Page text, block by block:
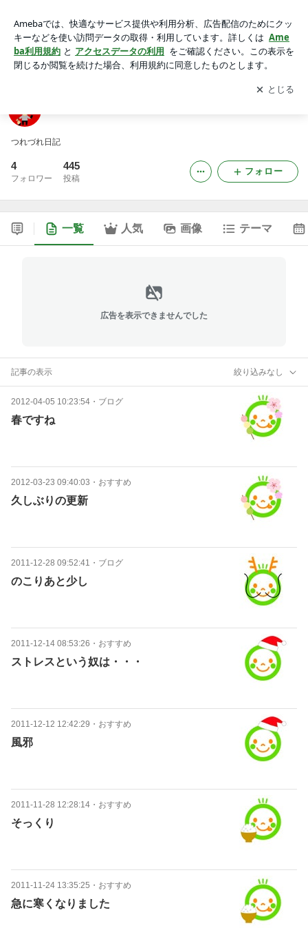
アプリをダウンロードして ブログの更新通知
を受け取りまし
ょう。
開く
つれづれ日記
4
フォロワー
445
投稿
フォロー
一覧 人気 画像 テーマ
広告を表示できませんでした
記事の表示 絞り込みなし
2012-04-05 10:23:54 ・ ブログ
春ですね
2012-03-23 09:40:03 ・ おすすめ
久しぶりの更新
2011-12-28 09:52:41 ・ ブログ
のこりあと少し
2011-12-14 08:53:26 ・ おすすめ
ストレスという奴は・・・
2011-12-12 12:42:29 ・ おすすめ
風邪
2011-11-28 12:28:14 ・ おすすめ
そっくり
2011-11-24 13:35:25 ・ おすすめ
急に寒くなりました